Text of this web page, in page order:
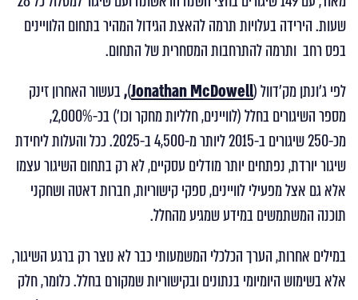
שעות. הירידה בעלויות תרמה להאצת הגידול המהיר בתחום הלוויינים
בפס רחב ותרמה להתרחבות המסחרית של התחום.
לפי ג'ונתן מק'דוול (Jonathan McDowell
)
,בעשור האחרון זינק
מספר השיגורים בחלל (לוויינים, חלליות מחקר וכו') בכ-2,000%,
מכ-250 שיגורים ב-2015 ליותר מ-4,500 ב-2025. ככל והעלות ליחידת
שיגור יורדת, נפתחים יותר מודלים עסקיים, לא רק בתחום השיגור עצמו
אלא גם אצל מפעילי לוויינים, ספקי קישוריות, חברות דאטה ושחקני
תוכנה המשתמשים במידע שמגיע מהחלל.
במילים אחרות, הערך הכלכלי המשמעותי כבר לא נוצר רק ברגע השיגור,
אלא בשימוש היומיומי בנתונים ובקישוריות שמקורם בחלל. כלומר, חלק